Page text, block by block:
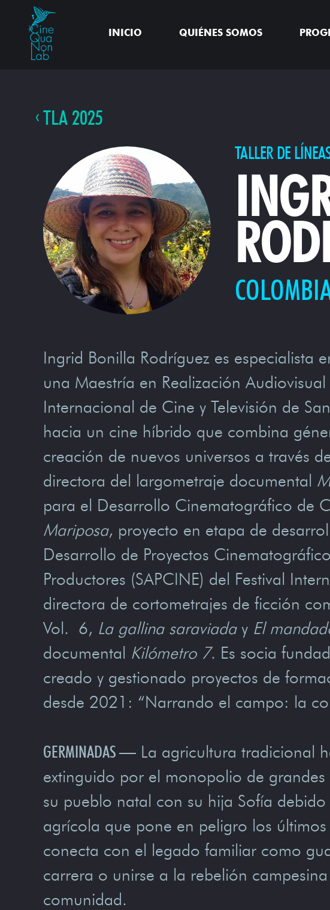
INICIO QUIÉNES SOMOS
TLA 2025
TALLER DE
Ingrid Bonilla Rodríguez es
una Maestría en Realización
Internacional de Cine y Televisión de
hacia un cine híbrido que combina
creación de nuevos universos a través
directora del largometraje documental
para el Desarrollo Cinematográfico de
Mariposa, proyecto en etapa de
Desarrollo de Proyectos
Productores (SAPCINE) del Festival
directora de cortometrajes de ficción
Vol. 6, La gallina saraviaday El
documental Kilómetro 7. Es socia
creado y gestionado proyectos de
desde 2021: “Narrando el campo: la
GERMINADAS— La agricultura tradicional
extinguido por el monopolio de
su pueblo natal con su hija Sofía
agrícola que pone en peligro los
conecta con el legado familiar como
carrera o unirse a la rebelión
comunidad.